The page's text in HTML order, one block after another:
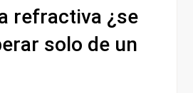
refractiva ¿se
solo de un